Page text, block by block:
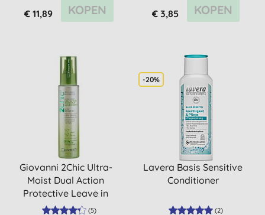
€ 11,89 KOPEN € 3,85 KOPEN
Giovanni 2Chic Ultra-
Moist Dual Action
Protective Leave in
Spray
(5)
-20%
Lavera Basis Sensitive
Conditioner
(2)